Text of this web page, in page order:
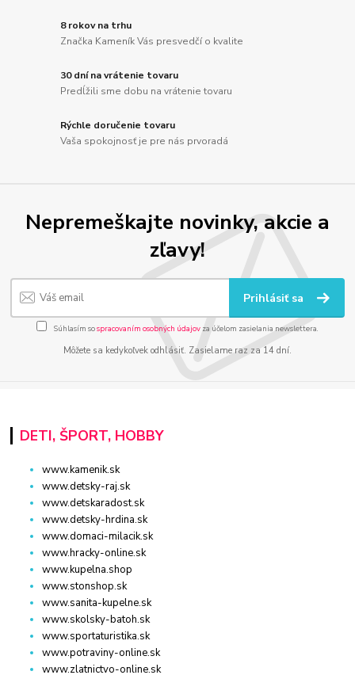
8 rokov na trhu
Značka Kameník Vás presvedčí o kvalite
30 dní na vrátenie tovaru
Predĺžili sme dobu na vrátenie tovaru
Rýchle doručenie tovaru
Vaša spokojnosť je pre nás prvoradá
Nepremeškajte novinky, akcie a
zľavy!
Prihlásiť sa
Súhlasím sospracovaním osobných údajov za účelom zasielania newslettera.
Môžete sa kedykoľvek odhlásiť. Zasielame raz za 14 dní.
DETI, ŠPORT, HOBBY
www.kamenik.sk
www.detsky-raj.sk
www.detskaradost.sk
www.detsky-hrdina.sk
www.domaci-milacik.sk
www.hracky-online.sk
www.kupelna.shop
www.stonshop.sk
www.sanita-kupelne.sk
www.skolsky-batoh.sk
www.sportaturistika.sk
www.potraviny-online.sk
www.zlatnictvo-online.sk